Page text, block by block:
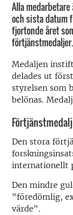
Alla
och sista datum
fjortonde året
förtjänstmedaljer.
Medaljen
delades ut
styrelsen som
belönas.
Den stora
internationellt
Den mindre
"föredömlig,
värde".